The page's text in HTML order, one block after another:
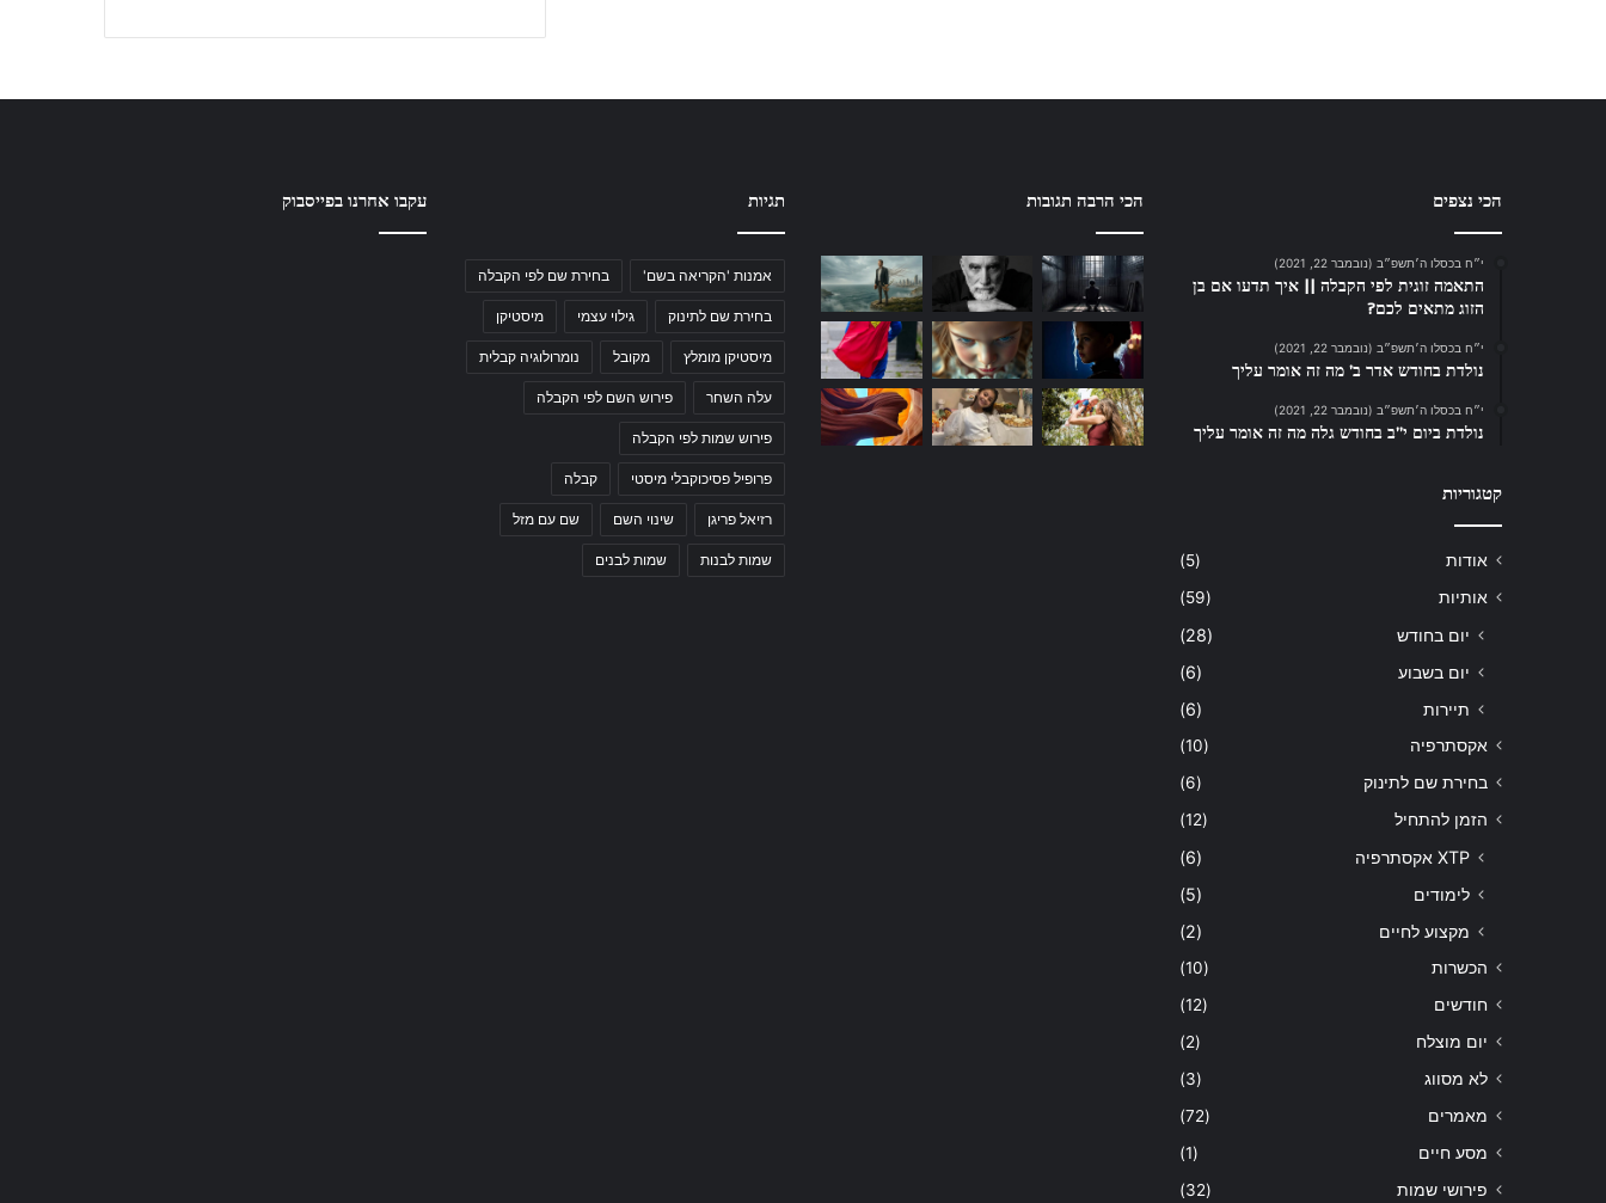
הכי נצפים
י״ח בכסלו ה׳תשפ״ב (נובמבר 22, 2021)
התאמה זוגית לפי הקבלה || איך תדעו אם בן
הזוג מתאים לכם?
י״ח בכסלו ה׳תשפ״ב (נובמבר 22, 2021)
נולדת בחודש אדר ב’ מה זה אומר עליך
י״ח בכסלו ה׳תשפ״ב (נובמבר 22, 2021)
נולדת ביום י”ב בחודש גלה מה זה אומר עליך
קטגוריות
אודות
(5)
אותיות
(59)
יום בחודש
(28)
יום בשבוע
(6)
תיירות
(6)
אקסתרפיה
(10)
בחירת שם לתינוק
(6)
הזמן להתחיל
(12)
XTP אקסתרפיה
(6)
לימודים
(5)
מקצוע לחיים
(2)
הכשרות
(10)
חודשים
(12)
יום מוצלח
(2)
לא מסווג
(3)
מאמרים
(72)
מסע חיים
(1)
פירושי שמות
(32)
הכי הרבה תגובות תגיות
אמנות 'הקריאה בשם' בחירת שם לפי הקבלה
בחירת שם לתינוק גילוי עצמי מיסטיקן
מיסטיקן מומלץ מקובל נומרולוגיה קבלית
עלה השחר פירוש השם לפי הקבלה
פירוש שמות לפי הקבלה
פרופיל פסיכוקבלי מיסטי קבלה
רזיאל פריגן שינוי השם שם עם מזל
שמות לבנות שמות לבנים
עקבו אחרנו בפייסבוק